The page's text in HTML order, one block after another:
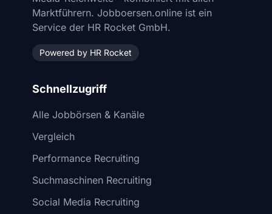
Marktführern. Jobboersen.online ist ein
Service der HR Rocket GmbH.
Powered by HR Rocket
Schnellzugriff
Alle Jobbörsen & Kanäle
Vergleich
Performance Recruiting
Suchmaschinen Recruiting
Social Media Recruiting